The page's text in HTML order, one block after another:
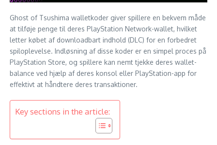
Ghost of Tsushima walletkoder giver spillere en bekvem måde
at tilføje penge til deres PlayStation Network-wallet, hvilket
letter købet af downloadbart indhold (DLC) for en forbedret
spiloplevelse. Indløsning af disse koder er en simpel proces på
PlayStation Store, og spillere kan nemt tjekke deres wallet-
balance ved hjælp af deres konsol eller PlayStation-app for
effektivt at håndtere deres transaktioner.
Key sections in the article: